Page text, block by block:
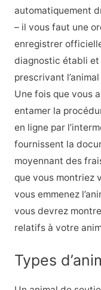
automatiquement
– il vous faut une
enregistrer
diagnostic établi et
prescrivant
Une fois que vous
entamer la
en ligne par
fournissent la
moyennant des
que vous montriez
vous emmenez
vous devrez
relatifs à votre
Types